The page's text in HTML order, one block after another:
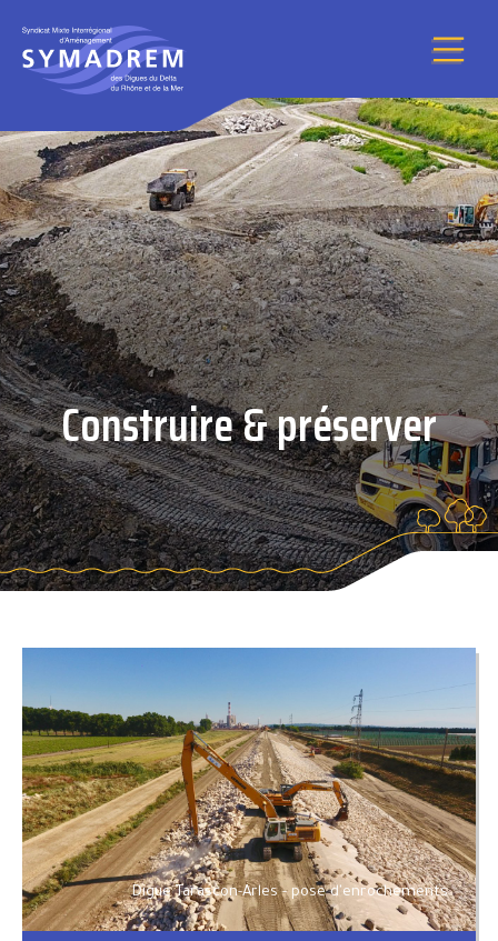
Construire & préserver
Digue Tarascon-Arles - pose d'enrochements